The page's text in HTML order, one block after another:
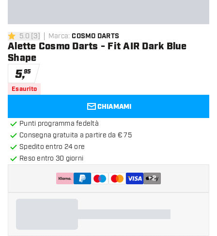
5 stelle di valutazione
5.0 [3] Marca: COSMO DARTS
Alette Cosmo Darts - Fit AIR Dark Blue
Shape
5,95
Esaurito
CHIAMAMI
Punti programma fedeltà
Consegna gratuita a partire da € 75
Spedito entro 24 ore
Reso entro 30 giorni
+2